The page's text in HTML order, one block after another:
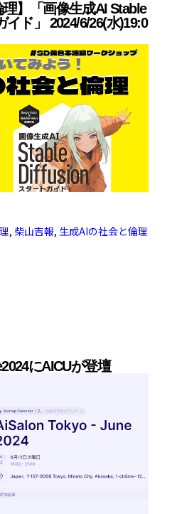
】「画像生成AI Stable
ド」 2024/6/26(水)19:0
, 柴山吉報, 生成AIの社会と倫理
にAICUが登壇